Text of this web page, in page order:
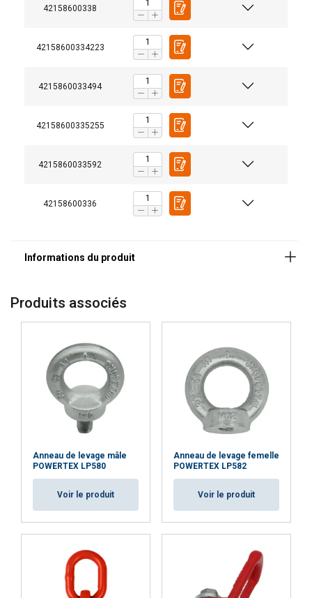
42158600338
42158600334223
4215860033494
42158600335255
4215860033592
42158600336
Plage de température d'utilisation:
Coefficient de sécurité:
Produits associés
Anneau de levage mâle
POWERTEX LP580
Voir le produit
Anneau de levage femelle
POWERTEX LP582
Voir le produit
ENGLISH
Ce site Web utilise des cookies
Nous utilisons des cookies pour personnaliser le